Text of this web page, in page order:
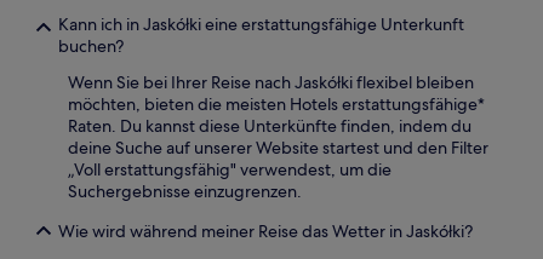
Kann ich in Jaskółki eine erstattungsfähige Unterkunft
buchen?
Wenn Sie bei Ihrer Reise nach Jaskółki flexibel bleiben
möchten, bieten die meisten Hotels erstattungsfähige*
Raten. Du kannst diese Unterkünfte finden, indem du
deine Suche auf unserer Website startest und den Filter
„Voll erstattungsfähig" verwendest, um die
Suchergebnisse einzugrenzen.
Wie wird während meiner Reise das Wetter in Jaskółki?